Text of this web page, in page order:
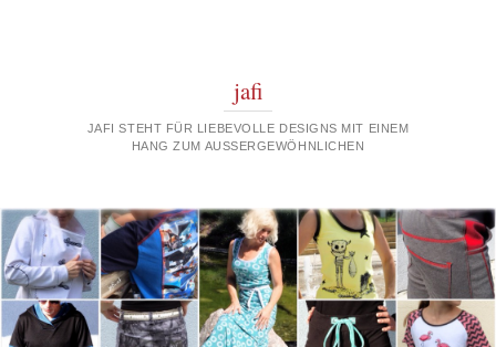
jafi
JAFI STEHT FÜR LIEBEVOLLE DESIGNS MIT EINEM
HANG ZUM AUSSERGEWÖHNLICHEN